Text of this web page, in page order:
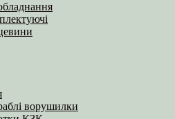
ворушилки